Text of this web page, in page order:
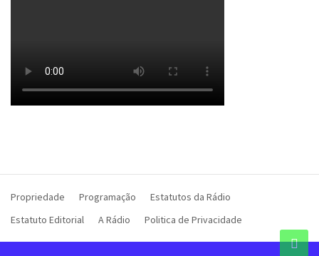
Propriedade Programação
Estatutos da Rádio
Estatuto Editorial
A Rádio Politica de Privacidade